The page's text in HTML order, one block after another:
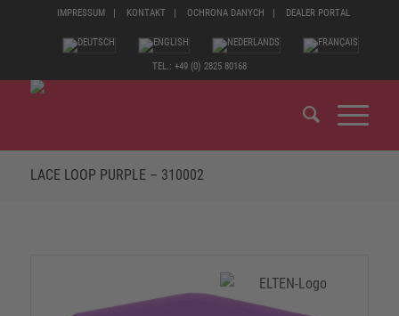
IMPRESSUM KONTAKT OCHRONA DANYCH DEALER PORTAL
TEL.: +49 (0) 2825 80168
LACE LOOP PURPLE – 310002